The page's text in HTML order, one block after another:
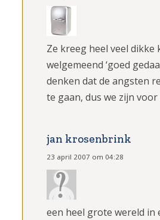
Ze kreeg heel veel dikke
welgemeend ‘goed
denken dat de angsten
te gaan, dus we zijn
jan krosenbrink
23 april 2007 om 04:28
een heel grote wereld in